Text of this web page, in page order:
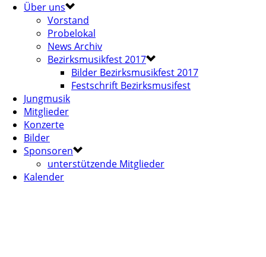
Über uns
Vorstand
Probelokal
News Archiv
Bezirksmusikfest 2017
Bilder Bezirksmusikfest 2017
Festschrift Bezirksmusifest
Jungmusik
Mitglieder
Konzerte
Bilder
Sponsoren
unterstützende Mitglieder
Kalender